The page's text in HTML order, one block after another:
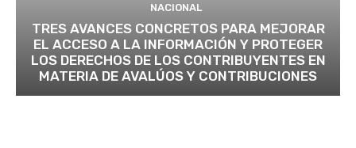
NACIONAL
TRES AVANCES CONCRETOS PARA MEJORAR
EL ACCESO A LA INFORMACIÓN Y PROTEGER
LOS DERECHOS DE LOS CONTRIBUYENTES EN
MATERIA DE AVALÚOS Y CONTRIBUCIONES